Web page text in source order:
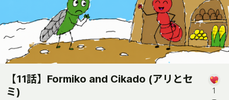
【11話】Formiko and Cikado (アリとセ
ミ)
1